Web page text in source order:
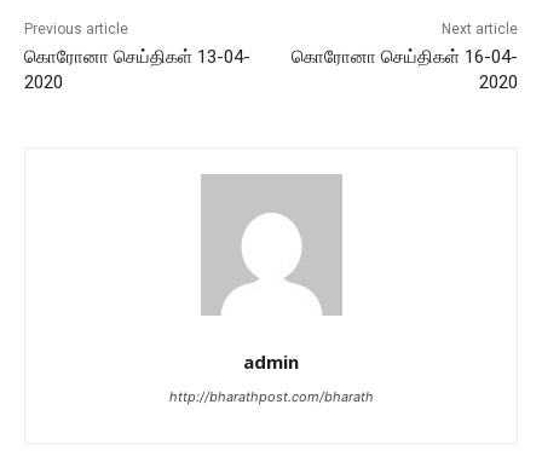
Previous article
கொரோனா செய்திகள் 13-04-
2020
Next article
கொரோனா செய்திகள் 16-04-
2020
admin
http://bharathpost.com/bharath